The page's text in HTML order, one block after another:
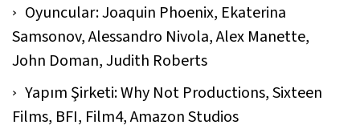
Oyuncular: Joaquin Phoenix, Ekaterina
Samsonov, Alessandro Nivola, Alex Manette,
John Doman, Judith Roberts
Yapım Şirketi: Why Not Productions, Sixteen
Films, BFI, Film4, Amazon Studios